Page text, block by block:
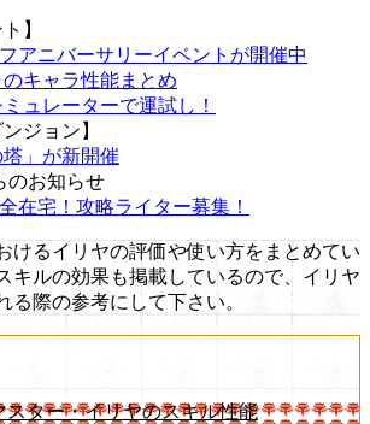
】
アニバーサリーイベントが開催中
キャラ性能まとめ
ュレーターで運試し！
ジョン】
塔」が新開催
のお知らせ
在宅！攻略ライター募集！
けるイリヤの評価や使い方をまとめてい
キルの効果も掲載しているので、イリヤ
る際の参考にして下さい。
スター・イリヤのスキル性能